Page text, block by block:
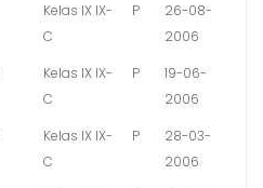
Kelas IX IX-
C
P
26-08-
2006
Kelas IX IX-
C
P
19-06-
2006
Kelas IX IX-
C
P
28-03-
2006